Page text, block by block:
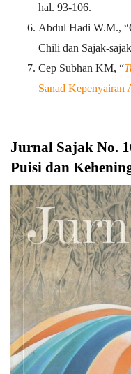
hal. 93-106.
Abdul Hadi W.M.,
Chili dan Sajak-
Cep Subhan KM, “
Sanad Kepenyairan
Jurnal Sajak No.
Puisi dan